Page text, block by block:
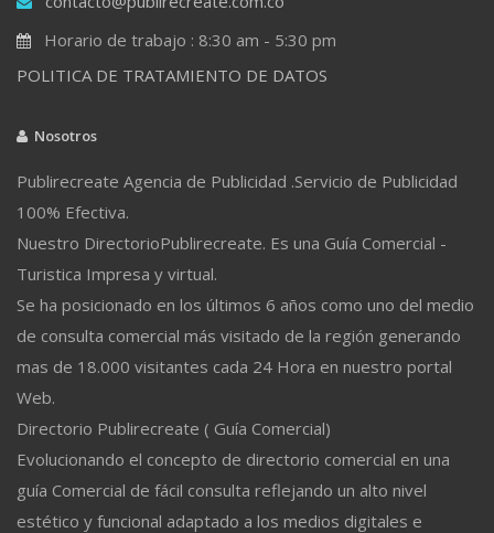
Horario de trabajo : 8:30 am - 5:30 pm
POLITICA DE TRATAMIENTO DE DATOS
Nosotros
Publirecreate Agencia de Publicidad .Servicio de Publicidad
100% Efectiva.
Nuestro DirectorioPublirecreate. Es una Guía Comercial -
Turistica Impresa y virtual.
Se ha posicionado en los últimos 6 años como uno del medio
de consulta comercial más visitado de la región generando
mas de 18.000 visitantes cada 24 Hora en nuestro portal
Web.
Directorio Publirecreate ( Guía Comercial)
Evolucionando el concepto de directorio comercial en una
guía Comercial de fácil consulta reflejando un alto nivel
estético y funcional adaptado a los medios digitales e